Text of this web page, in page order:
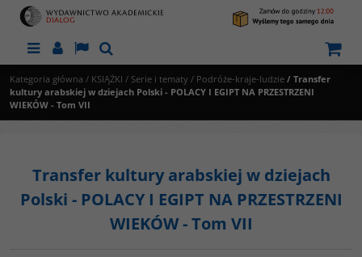
MenuPanelLangSzukaj
Kategoria główna / KSIĄŻKI / Serie i tematy / Podróże-kraje-ludzie / Transfer
kultury arabskiej w dziejach Polski - POLACY I EGIPT NA PRZESTRZENI
WIEKÓW - Tom VII
Transfer kultury arabskiej w dziejach
Polski - POLACY I EGIPT NA PRZESTRZENI
WIEKÓW - Tom VII